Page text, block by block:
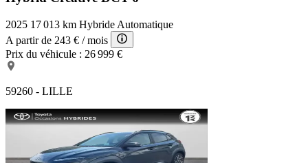
2025 17 013 km Hybride Automatique
A partir de 243 € / mois
Prix du véhicule : 26 999 €
59260 - LILLE